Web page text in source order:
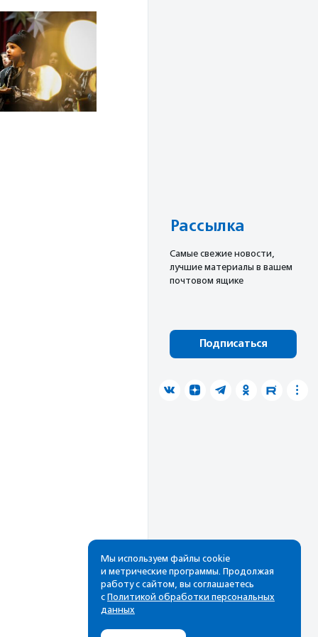
Рассылка
Cамые свежие новости,
лучшие материалы в вашем
почтовом ящике
Подписаться
Мы используем файлы cookie
и метрические программы. Продолжая
работу с сайтом, вы соглашаетесь
с Политикой обработки персональных
данных